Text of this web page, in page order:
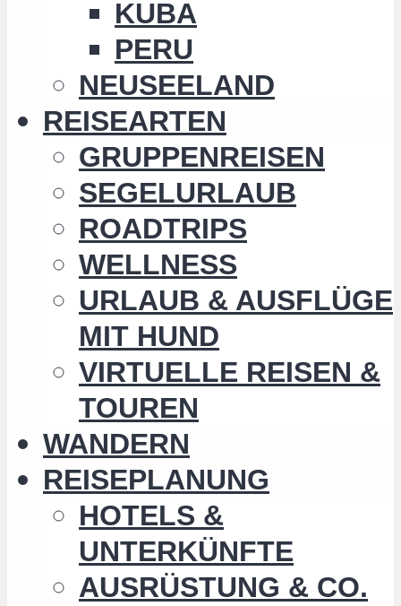
KUBA
PERU
NEUSEELAND
REISEARTEN
GRUPPENREISEN
SEGELURLAUB
ROADTRIPS
WELLNESS
URLAUB & AUSFLÜGE
MIT HUND
VIRTUELLE REISEN &
TOUREN
WANDERN
REISEPLANUNG
HOTELS &
UNTERKÜNFTE
AUSRÜSTUNG & CO.